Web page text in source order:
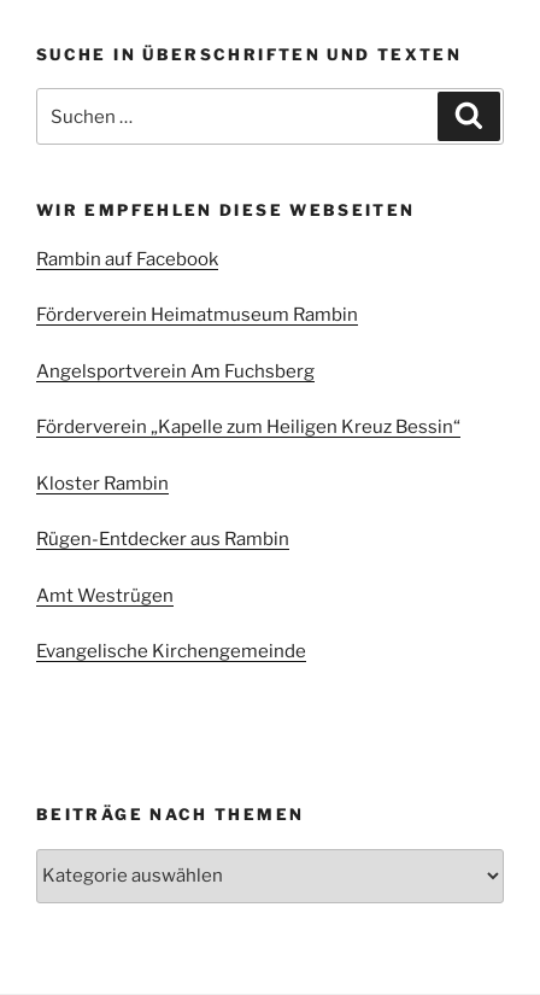
SUCHE IN ÜBERSCHRIFTEN UND TEXTEN
nach:
WIR EMPFEHLEN DIESE WEBSEITEN
Rambin auf Facebook
Förderverein Heimatmuseum Rambin
Angelsportverein Am Fuchsberg
Förderverein „Kapelle zum Heiligen Kreuz Bessin“
Kloster Rambin
Rügen-Entdecker aus Rambin
Amt Westrügen
Evangelische Kirchengemeinde
BEITRÄGE NACH THEMEN